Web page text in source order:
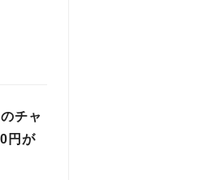
チャ
円が